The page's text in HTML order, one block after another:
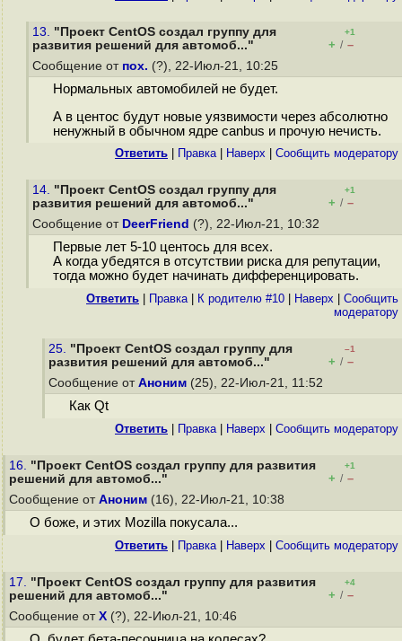
13. "Проект CentOS создал группу для
развития решений для автомоб..."
+1
+ / –
Сообщение от пох. (?), 22-Июл-21, 10:25
Нормальных автомобилей не будет.
А в центос будут новые уязвимости через абсолютно
ненужный в обычном ядре canbus и прочую нечисть.
Ответить Правка| Наверх Cообщить модератору
14. "Проект CentOS создал группу для
развития решений для автомоб..."
+1
+ / –
Сообщение от DeerFriend (?), 22-Июл-21, 10:32
Первые лет 5-10 центось для всех.
А когда убедятся в отсутствии риска для репутации,
тогда можно будет начинать дифференцировать.
Ответить Правка| К родителю #10 Наверх
Cообщить
модератору
25. "Проект CentOS создал группу для
развития решений для автомоб..."
–1
+ / –
Сообщение от Аноним (25), 22-Июл-21, 11:52
Как Qt
Ответить Правка| Наверх Cообщить модератору
16. "Проект CentOS создал группу для развития
решений для автомоб..."
+1
+ / –
Сообщение от Аноним (16), 22-Июл-21, 10:38
О боже, и этих Mozilla покусала...
Ответить Правка| Наверх Cообщить модератору
17. "Проект CentOS создал группу для развития
решений для автомоб..."
+4
+ / –
Сообщение от Х (?), 22-Июл-21, 10:46